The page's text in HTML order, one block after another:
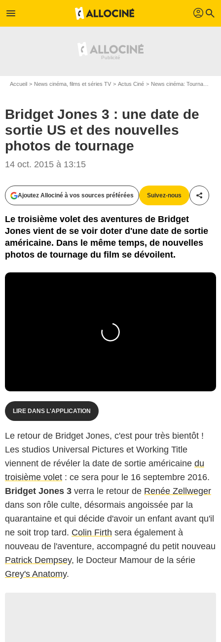
menu profil search
Accueil News cinéma, films et séries TV Actus Ciné News cinéma: Tournages
Bridget Jones 3 : une date de
sortie US et des nouvelles
photos de tournage
14 oct. 2015 à 13:15
Ajoutez Allociné à vos sources préférées Suivez-nous
Le troisième volet des aventures de Bridget
Jones vient de se voir doter d'une date de sortie
américaine. Dans le même temps, de nouvelles
photos de tournage du film se dévoilent.
LIRE DANS L'APPLICATION
Le retour de Bridget Jones, c'est pour très bientôt !
Les studios Universal Pictures et Working Title
viennent de révéler la date de sortie américaine du
troisième volet : ce sera pour le 16 septembre 2016.
Bridget Jones 3 verra le retour de Renée Zellweger
dans son rôle culte, désormais angoissée par la
quarantaine et qui décide d'avoir un enfant avant qu'il
ne soit trop tard. Colin Firth sera également à
nouveau de l'aventure, accompagné du petit nouveau
Patrick Dempsey, le Docteur Mamour de la série
Grey's Anatomy.